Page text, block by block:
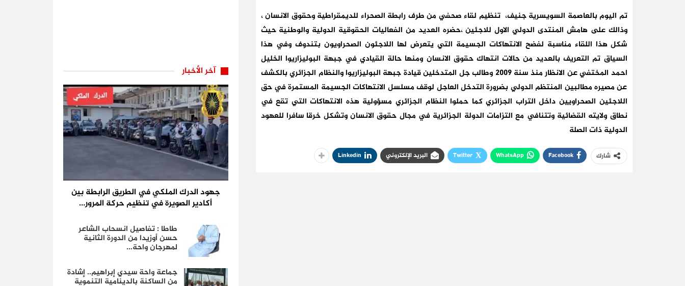
تم اليوم بالعاصمة السويسرية جنيف، تنظيم لقاء صحفي من طرف رابطة الصحراء للديمقراطية وحقوق الانسان ،
وذالك على هامش المنتدى الدولي الاول للاجئين ،حضره العديد من الفعاليات الحقوقية الدولية والوطنية حيث
شكل هذا اللقاء مناسبة لفضح الانتهاكات الجسيمة التي يتعرض لها اللاجئون الصحراويون بتندوف وفي هذا
السياق تم التعريف بالعديد من حالات انتهاك حقوق الانسان ومنها حالة القيادي في جبهة البوليزاريوا الخليل
احمد المختفي عن الانظار منذ سنة 2009 وطالب جل المتدخلين قيادة جبهة البوليزاريوا والنظام الجزائري بالكشف
عن مصيره مطالبين المنتظم الدولي بضرورة التدخل العاجل لوقف مسلسل الانتهاكات الجسيمة المستمرة في حق
اللاجئين الصحراويين داخل التراب الجزائري كما حملوا النظام الجزائري مسؤولية هذه الانتهاكات التي تقع في
نطاق ولايته القضائية وتتنافي مع التزامات الدولة الجزائرية في مجال حقوق الانسان وتشكل خرقا سافرا للعهود
الدولية ذات الصلة
شارك Facebook
WhatsApp
Twitter البريد الإلكتروني Linkedin
آخر الأخبار
جهود الدرك الملكي في الطريق الرابطة بين
أكادير الصويرة في تنظيم حركة المرور…
طاطا : تفاصيل انسحاب الشاعر
حسن أوزيدا من الدورة الثانية
لمهرجان واحة…
جماعة واحة سيدي إبراهيم.. إشادة
من الساكنة بالدينامية التنموية